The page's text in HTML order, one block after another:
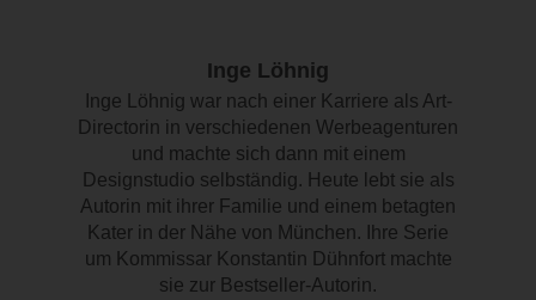
Inge Löhnig
Inge Löhnig war nach einer Karriere als Art-
Directorin in verschiedenen Werbeagenturen
und machte sich dann mit einem
Designstudio selbständig. Heute lebt sie als
Autorin mit ihrer Familie und einem betagten
Kater in der Nähe von München. Ihre Serie
um Kommissar Konstantin Dühnfort machte
sie zur Bestseller-Autorin.